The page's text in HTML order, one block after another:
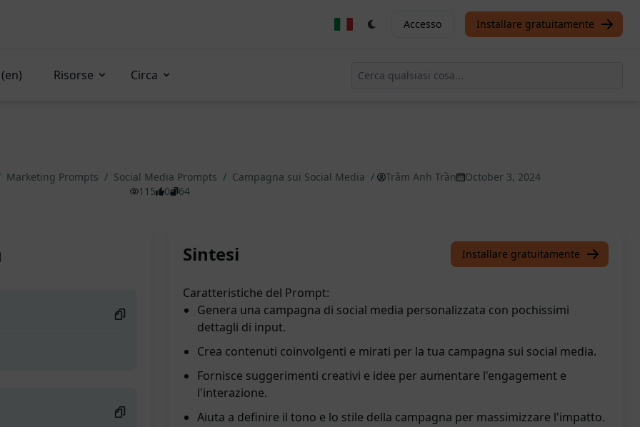
Accesso Installare gratuitamente
Risorse Circa
Marketing Prompts / Social Media Prompts / Campagna sui Social Media / Trâm Anh Trần
October 3, 2024
115
0 64
Sintesi Installare gratuitamente
Caratteristiche del Prompt:
Genera una campagna di social media personalizzata con pochissimi
dettagli di input.
Crea contenuti coinvolgenti e mirati per la tua campagna sui social media.
Fornisce suggerimenti creativi e idee per aumentare l'engagement e
l'interazione.
Aiuta a definire il tono e lo stile della campagna per massimizzare l'impatto.